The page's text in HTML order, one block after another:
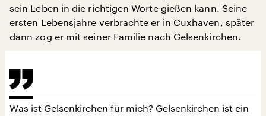
sein Leben in die richtigen Worte gießen kann. Seine
ersten Lebensjahre verbrachte er in Cuxhaven, später
dann zog er mit seiner Familie nach Gelsenkirchen.
Was ist Gelsenkirchen für mich? Gelsenkirchen ist ein